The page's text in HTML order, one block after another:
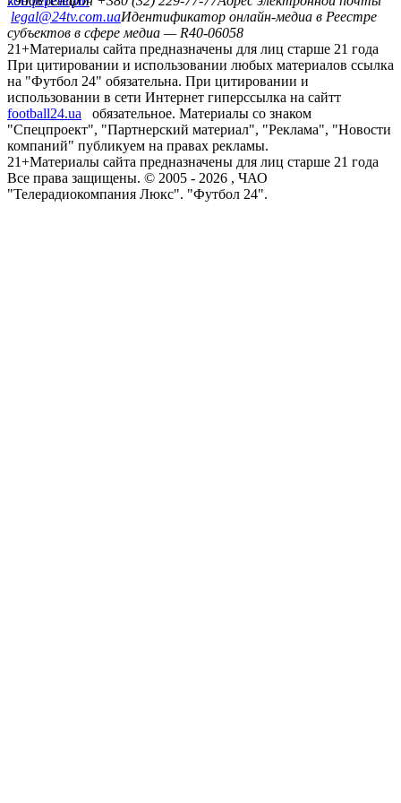
legal@24tv.com.uaИдентификатор онлайн-медиа в Реестре
субъектов в сфере медиа — R40-06058
21+Материалы сайта предназначены для лиц старше 21 года
При цитировании и использовании любых материалов ссылка
на "Футбол 24" обязательна. При цитировании и
использовании в сети Интернет гиперссылка на сайтт
football24.ua
обязательное. Материалы со знаком
"Спецпроект", "Партнерский материал", "Реклама", "Новости
компаний" публикуем на правах рекламы.
21+Материалы сайта предназначены для лиц старше 21 года
Все права защищены. © 2005 - 2026 , ЧАО
"Телерадиокомпания Люкс". "Футбол 24".